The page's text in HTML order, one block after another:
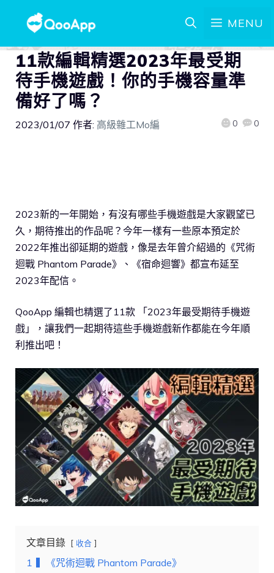
MENU
11款編輯精選2023年最受期
待手機遊戲！你的手機容量準
備好了嗎？
2023/01/07 作者: 高級雜工Mo編 0 0
2023新的一年開始，有沒有哪些手機遊戲是大家觀望已
久，期待推出的作品呢？今年一樣有一些原本預定於
2022年推出卻延期的遊戲，像是去年曾介紹過的《咒術
迴戰 Phantom Parade》、《宿命迴響》都宣布延至
2023年配信。
QooApp 編輯也精選了11款 「2023年最受期待手機遊
戲」，讓我們一起期待這些手機遊戲新作都能在今年順
利推出吧！
文章目錄 收合
1
▍《咒術迴戰 Phantom Parade》